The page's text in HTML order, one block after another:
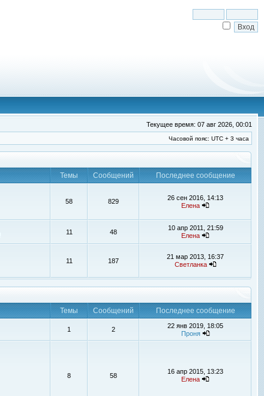
Текущее время: 07 авг 2026, 00:01
Часовой пояс: UTC + 3 часа
Темы Сообщений
Последнее сообщение
58 829
26 сен 2016, 14:13
Елена
11 48
10 апр 2011, 21:59
Елена
11 187
21 мар 2013, 16:37
Светланка
Темы Сообщений Последнее сообщение
1 2
22 янв 2019, 18:05
Проня
8 58
16 апр 2015, 13:23
Елена